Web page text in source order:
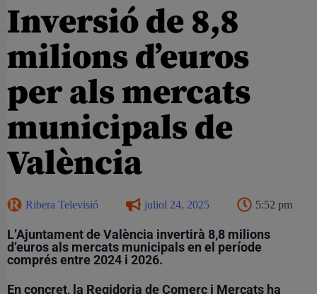
Inversió de 8,8
milions d’euros
per als mercats
municipals de
València
Ribera Televisió juliol 24, 2025 5:52 pm
L’Ajuntament de València invertirà 8,8 milions
d’euros als mercats municipals en el període
comprés entre 2024 i 2026.
En concret, la Regidoria de Comerç i Mercats ha